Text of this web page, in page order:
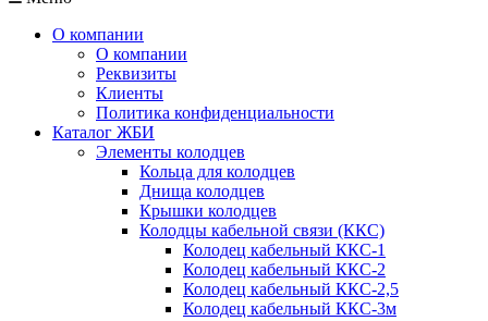
О компании
О компании
Реквизиты
Клиенты
Политика конфиденциальности
Каталог ЖБИ
Элементы колодцев
Кольца для колодцев
Днища колодцев
Крышки колодцев
Колодцы кабельной связи (ККС)
Колодец кабельный ККС-1
Колодец кабельный ККС-2
Колодец кабельный ККС-2,5
Колодец кабельный ККС-3м